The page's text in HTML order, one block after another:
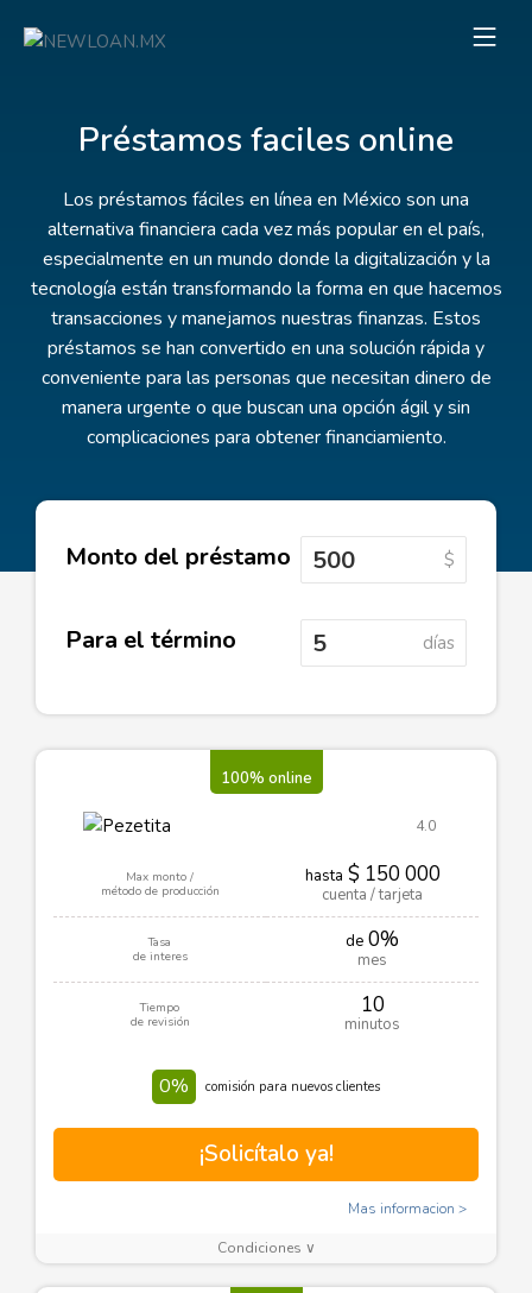
Préstamos faciles online
Los préstamos fáciles en línea en México son una
alternativa financiera cada vez más popular en el país,
especialmente en un mundo donde la digitalización y la
tecnología están transformando la forma en que hacemos
transacciones y manejamos nuestras finanzas. Estos
préstamos se han convertido en una solución rápida y
conveniente para las personas que necesitan dinero de
manera urgente o que buscan una opción ágil y sin
complicaciones para obtener financiamiento.
Monto del préstamo $
Para el término días
100% online
4.0
Max monto /
método de producción
hasta $ 150 000
cuenta / tarjeta
Tasa
de interes
de 0%
mes
Tiempo
de revisión
10
minutos
0% comisión para nuevos clientes
¡Solicítalo ya!
Mas informacion
Condiciones ∨